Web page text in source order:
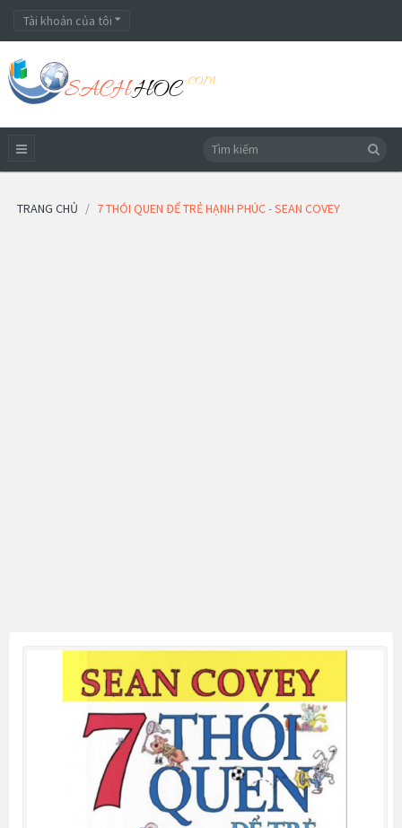
Tài khoản của tôi
TRANG CHỦ 7 THÓI QUEN ĐỂ TRẺ HẠNH PHÚC - SEAN COVEY